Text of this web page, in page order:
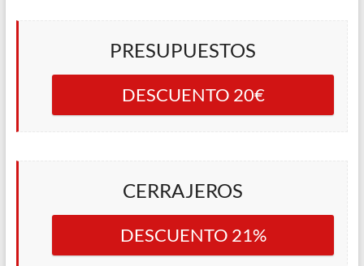
PRESUPUESTOS
DESCUENTO 20€
CERRAJEROS
DESCUENTO 21%